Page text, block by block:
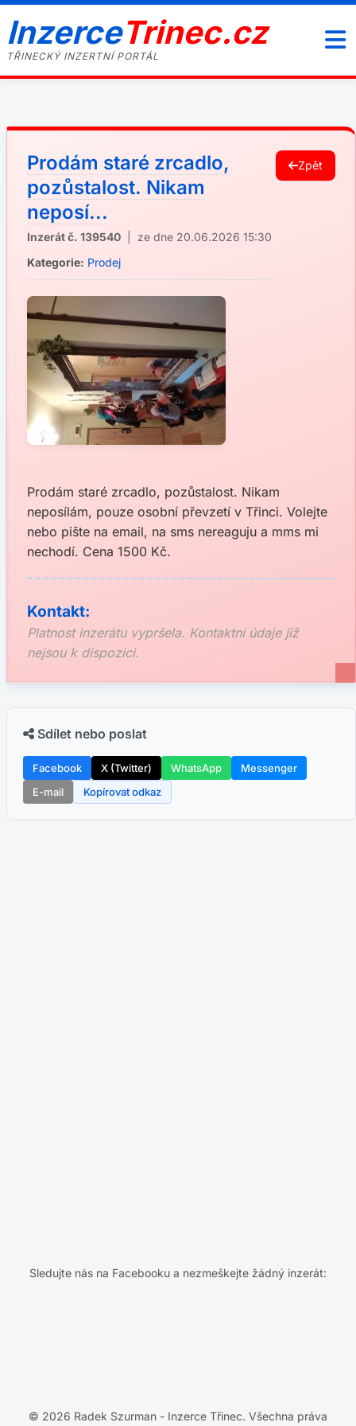
InzerceTrinec.cz
TŘINECKÝ INZERTNÍ PORTÁL
Prodám staré zrcadlo,
pozůstalost. Nikam
neposí...
Inzerát č. 139540 | ze dne 20.06.2026 15:30
Kategorie: Prodej
Zpět
Prodám staré zrcadlo, pozůstalost. Nikam
neposílám, pouze osobní převzetí v Třinci. Volejte
nebo pište na email, na sms nereaguju a mms mi
nechodí. Cena 1500 Kč.
Kontakt:
Platnost inzerátu vypršela. Kontaktní údaje již
nejsou k dispozici.
Sdílet nebo poslat
Facebook X (Twitter) WhatsApp
Messenger
E-mail
Kopírovat odkaz
Sledujte nás na Facebooku a nezmeškejte žádný inzerát:
© 2026 Radek Szurman - Inzerce Třinec. Všechna práva